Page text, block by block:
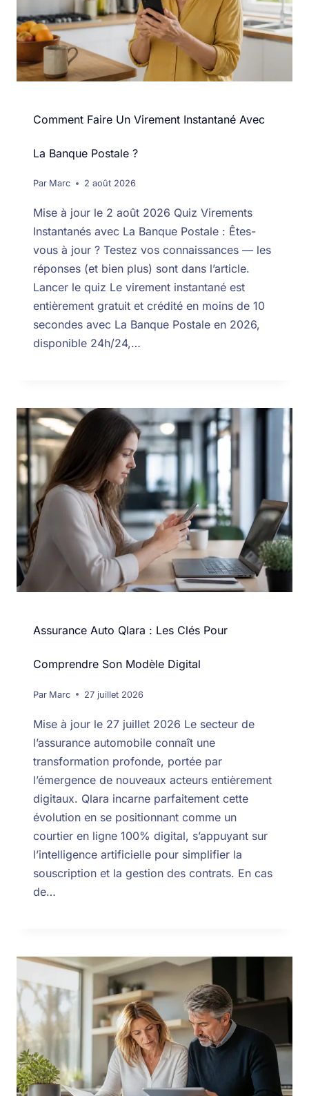
Comment Faire Un Virement Instantané Avec
La Banque Postale ?
Par Marc 2 août 2026
Mise à jour le 2 août 2026 Quiz Virements
Instantanés avec La Banque Postale : Êtes-
vous à jour ? Testez vos connaissances — les
réponses (et bien plus) sont dans l’article.
Lancer le quiz Le virement instantané est
entièrement gratuit et crédité en moins de 10
secondes avec La Banque Postale en 2026,
disponible 24h/24,…
Assurance Auto Qlara : Les Clés Pour
Comprendre Son Modèle Digital
Par Marc 27 juillet 2026
Mise à jour le 27 juillet 2026 Le secteur de
l’assurance automobile connaît une
transformation profonde, portée par
l’émergence de nouveaux acteurs entièrement
digitaux. Qlara incarne parfaitement cette
évolution en se positionnant comme un
courtier en ligne 100% digital, s’appuyant sur
l’intelligence artificielle pour simplifier la
souscription et la gestion des contrats. En cas
de…